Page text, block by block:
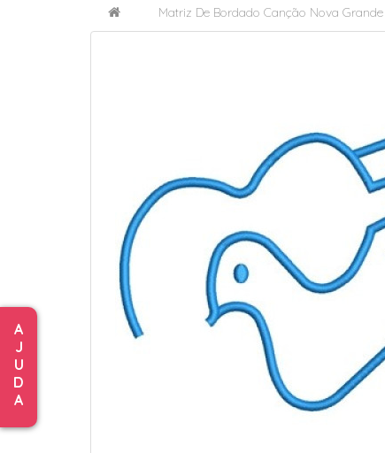
A
J
U
D
A
Matriz De Bordado Canção Nova Grande